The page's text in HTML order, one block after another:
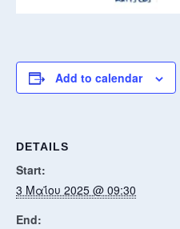
Add to calendar
DETAILS
Start:
3 Μαΐου 2025 @ 09:30
End: